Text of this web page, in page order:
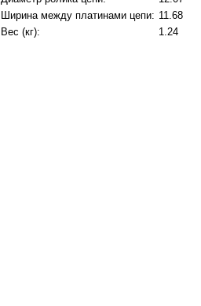
Ширина между платинами цепи: 11.68
Вес (кг):
1.24